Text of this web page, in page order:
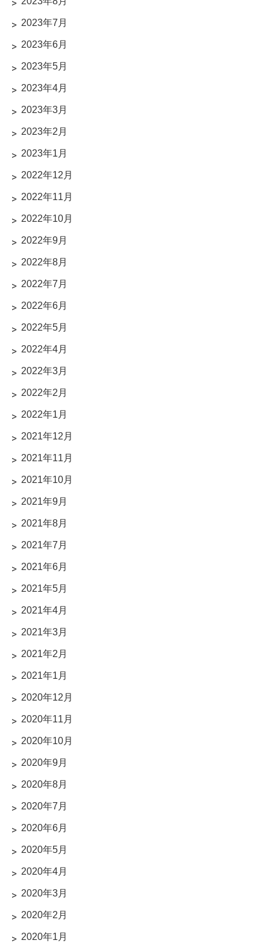
2023年7月
2023年6月
2023年5月
2023年4月
2023年3月
2023年2月
2023年1月
2022年12月
2022年11月
2022年10月
2022年9月
2022年8月
2022年7月
2022年6月
2022年5月
2022年4月
2022年3月
2022年2月
2022年1月
2021年12月
2021年11月
2021年10月
2021年9月
2021年8月
2021年7月
2021年6月
2021年5月
2021年4月
2021年3月
2021年2月
2021年1月
2020年12月
2020年11月
2020年10月
2020年9月
2020年8月
2020年7月
2020年6月
2020年5月
2020年4月
2020年3月
2020年2月
2020年1月